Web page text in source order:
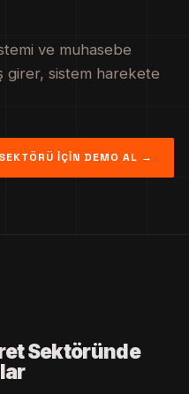
ve muhasebe
girer, sistem harekete
İÇIN DEMO AL →
Sektöründe